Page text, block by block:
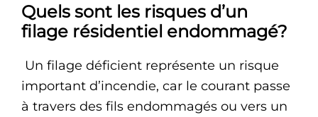
Quels sont les risques d’un
filage résidentiel endommagé?
Un filage déficient représente un risque
important d’incendie, car le courant passe
à travers des fils endommagés ou vers un